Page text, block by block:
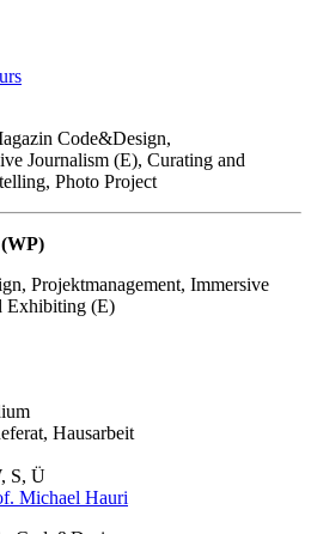
Code&Design,
Journalism (E), Curating and
Photo Project
Projektmanagement, Immersive
Exhibiting (E)
Hausarbeit
S, Ü
Michael Hauri